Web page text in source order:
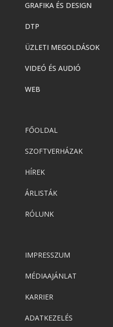
GRAFIKA ÉS DESIGN
DTP
ÜZLETI MEGOLDÁSOK
VIDEÓ ÉS AUDIÓ
WEB
FŐOLDAL
SZOFTVERHÁZAK
HÍREK
ÁRLISTÁK
RÓLUNK
IMPRESSZUM
MÉDIAAJÁNLAT
KARRIER
ADATKEZELÉS